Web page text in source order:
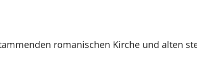
romanischen Kirche und alten